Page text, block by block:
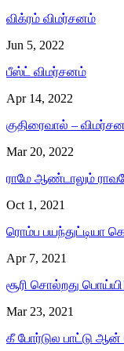
விக்ரம் விமர்சனம்
Jun 5, 2022
பீஸ்ட் விமர்சனம்
Apr 14, 2022
குதிரைவால் –
Mar 20, 2022
ராமே ஆண்டாலும்
Oct 1, 2021
ரொம்ப பயந்துட்டியா
Apr 7, 2021
சூரி சொல்றது
Mar 23, 2021
கீ போர்டுல பாட்டு